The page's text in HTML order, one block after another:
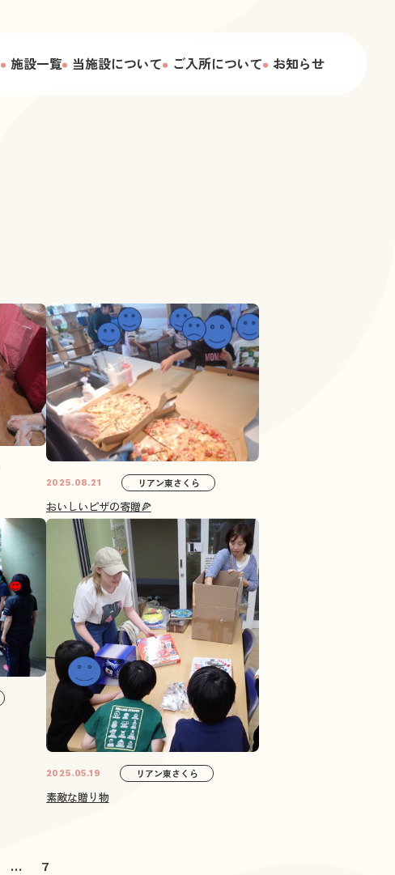
施設一覧 当施設について ご入所について お知らせ
2025.08.21 リアン東さくら
おいしいピザの寄贈🍕
2025.05.19 リアン東さくら
素敵な贈り物
... 7